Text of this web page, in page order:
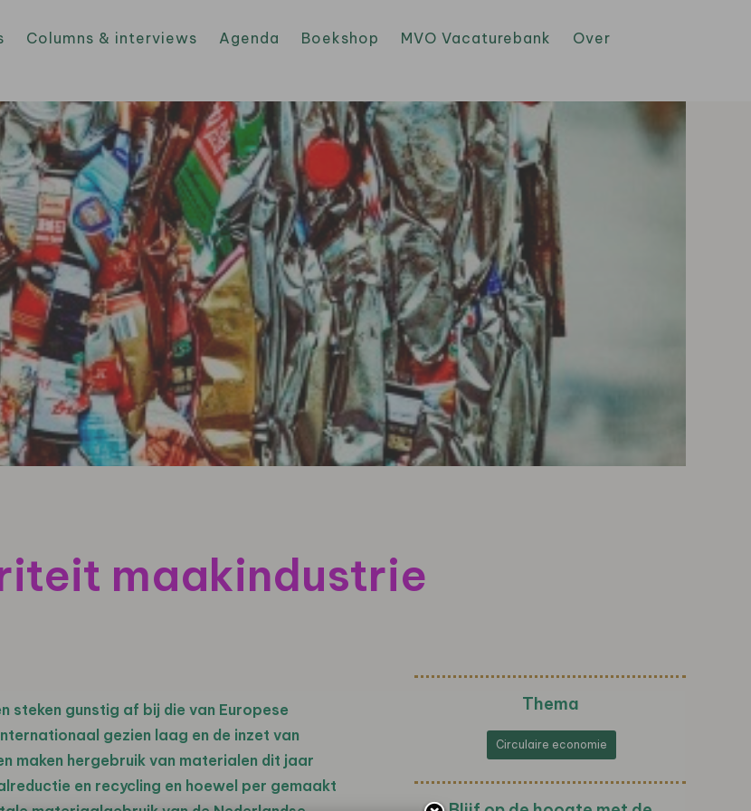
Columns & interviews Agenda Boekshop MVO Vacaturebank
Over
maakindustrie
steken gunstig af bij die van Europese
gezien laag en d e inzet van
maken hergebruik van materialen dit jaar
en recycling en hoewel per gemaakt
Thema
Circulaire economie